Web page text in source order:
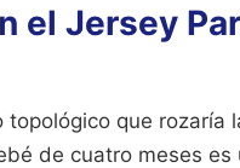
el Jersey
que rozaría
de cuatro meses es